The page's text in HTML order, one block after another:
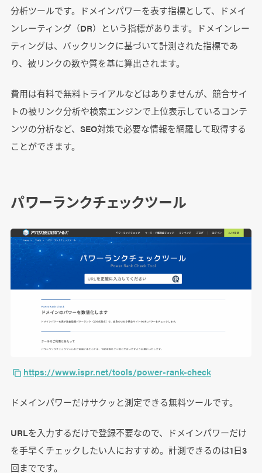
分析ツールです。ドメインパワーを表す指標として、ドメイ
ンレーティング（DR）という指標があります。ドメインレー
ティングは、バックリンクに基づいて計測された指標であ
り、被リンクの数や質を基に算出されます。
費用は有料で無料トライアルなどはありませんが、競合サイ
トの被リンク分析や検索エンジンで上位表示しているコンテ
ンツの分析など、SEO対策で必要な情報を網羅して取得する
ことができます。
パワーランクチェックツール
https://www.ispr.net/tools/power-rank-check
ドメインパワーだけサクッと測定できる無料ツールです。
URLを入力するだけで登録不要なので、ドメインパワーだけ
を手早くチェックしたい人におすすめ。計測できるのは1日3
回までです。